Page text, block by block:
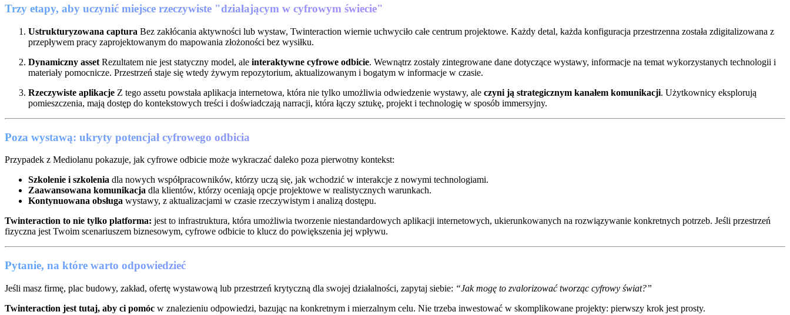
Trzy etapy, aby uczynić miejsce rzeczywiste "działającym w cyfrowym świecie"
Ustrukturyzowana captura Bez zakłócania aktywności lub wystaw, Twinteraction wiernie uchwyciło całe centrum projektowe. Każdy detal, każda konfiguracja przestrzenna została zdigitalizowana z
przepływem pracy zaprojektowanym do mapowania złożoności bez wysiłku.
Dynamiczny asset Rezultatem nie jest statyczny model, ale interaktywne cyfrowe odbicie. Wewnątrz zostały zintegrowane dane dotyczące wystawy, informacje na temat wykorzystanych technologii i
materiały pomocnicze. Przestrzeń staje się wtedy żywym repozytorium, aktualizowanym i bogatym w informacje w czasie.
Rzeczywiste aplikacje Z tego assetu powstała aplikacja internetowa, która nie tylko umożliwia odwiedzenie wystawy, ale czyni ją strategicznym kanałem komunikacji. Użytkownicy eksplorują
pomieszczenia, mają dostęp do kontekstowych treści i doświadczają narracji, która łączy sztukę, projekt i technologię w sposób immersyjny.
Poza wystawą: ukryty potencjał cyfrowego odbicia
Przypadek z Mediolanu pokazuje, jak cyfrowe odbicie może wykraczać daleko poza pierwotny kontekst:
Szkolenie i szkolenia dla nowych współpracowników, którzy uczą się, jak wchodzić w interakcje z nowymi technologiami.
Zaawansowana komunikacja dla klientów, którzy oceniają opcje projektowe w realistycznych warunkach.
Kontynuowana obsługa wystawy, z aktualizacjami w czasie rzeczywistym i analizą dostępu.
Twinteraction to nie tylko platforma: jest to infrastruktura, która umożliwia tworzenie niestandardowych aplikacji internetowych, ukierunkowanych na rozwiązywanie konkretnych potrzeb. Jeśli przestrzeń
fizyczna jest Twoim scenariuszem biznesowym, cyfrowe odbicie to klucz do powiększenia jej wpływu.
Pytanie, na które warto odpowiedzieć
Jeśli masz firmę, plac budowy, zakład, ofertę wystawową lub przestrzeń krytyczną dla swojej działalności, zapytaj siebie: “Jak mogę to zvalorizować tworząc cyfrowy świat?”
Twinteraction jest tutaj, aby ci pomóc w znalezieniu odpowiedzi, bazując na konkretnym i mierzalnym celu. Nie trzeba inwestować w skomplikowane projekty: pierwszy krok jest prosty.